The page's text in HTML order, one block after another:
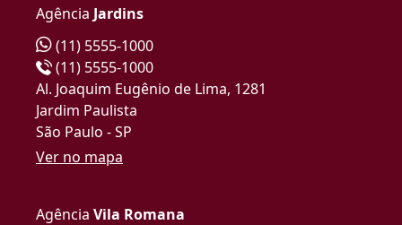
Agência Jardins
(11) 5555-1000
(11) 5555-1000
Al. Joaquim Eugênio de Lima, 1281
Jardim Paulista
São Paulo - SP
Ver no mapa
Agência Vila Romana